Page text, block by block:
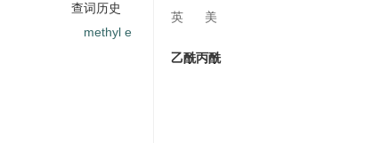
英 美
乙酰丙酰
查词历史
methyl e